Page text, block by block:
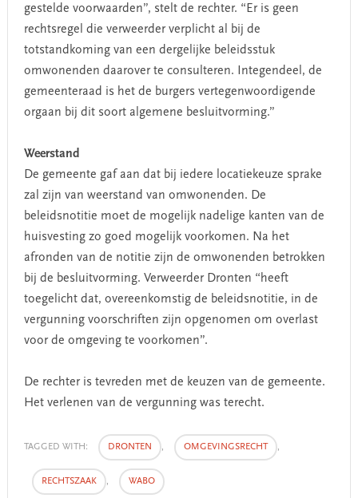
gestelde voorwaarden”, stelt de rechter. “Er is geen
rechtsregel die verweerder verplicht al bij de
totstandkoming van een dergelijke beleidsstuk
omwonenden daarover te consulteren. Integendeel, de
gemeenteraad is het de burgers vertegenwoordigende
orgaan bij dit soort algemene besluitvorming.”
Weerstand
De gemeente gaf aan dat bij iedere locatiekeuze sprake
zal zijn van weerstand van omwonenden. De
beleidsnotitie moet de mogelijk nadelige kanten van de
huisvesting zo goed mogelijk voorkomen. Na het
afronden van de notitie zijn de omwonenden betrokken
bij de besluitvorming. Verweerder Dronten “heeft
toegelicht dat, overeenkomstig de beleidsnotitie, in de
vergunning voorschriften zijn opgenomen om overlast
voor de omgeving te voorkomen”.
De rechter is tevreden met de keuzen van de gemeente.
Het verlenen van de vergunning was terecht.
TAGGED WITH: DRONTEN , OMGEVINGSRECHT ,
RECHTSZAAK , WABO